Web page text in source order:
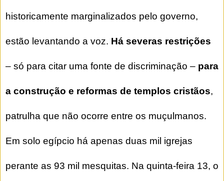
historicamente marginalizados pelo governo,
estão levantando a voz. Há severas restrições
– só para citar uma fonte de discriminação – para
a construção e reformas de templos cristãos,
patrulha que não ocorre entre os muçulmanos.
Em solo egípcio há apenas duas mil igrejas
perante as 93 mil mesquitas. Na quinta-feira 13, o